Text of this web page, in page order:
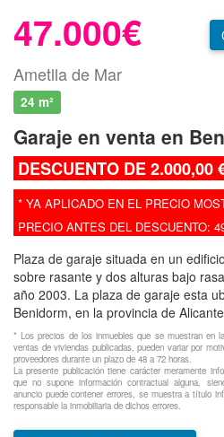
47.000€
Ametlla de Mar
24 m²
Garaje en venta en
DESCUENTO DE 2.000,00
* YA APLICADO EN EL PRECIO
PRECIO ANTES DEL DESCUENTO:
Plaza de garaje situada en un
sobre rasante y dos alturas bajo
año 2003. La plaza de garaje esta
Benidorm, en la provincia de
* Los precios de los inmuebles que se muestran en
ventas de viviendas publicadas, pueden variar por
proveedores durante un plazo de 48 a 72 horas.
La presente publicación tiene carácter meramente
que no supone información contractual alguna,
anuncio puede contener errores, se muestra a título
responsable la inmobiliaria de dichos errores.